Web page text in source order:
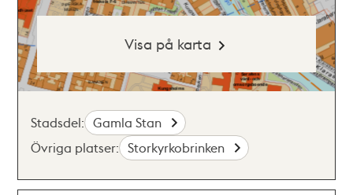
Visa på karta
Stadsdel: Gamla Stan
Övriga platser: Storkyrkobrinken